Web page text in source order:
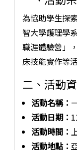
為協助學生探
智大學護理學
職涯體驗營」
床技能實作等
二、活動
活動名稱：
活動日期：
活動時間：
活動地點：